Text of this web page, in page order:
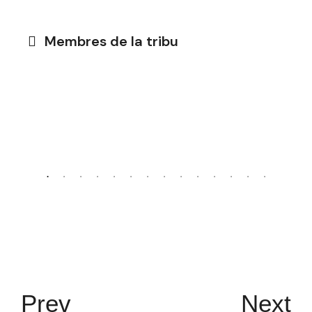
Membres de la tribu
Prev Next